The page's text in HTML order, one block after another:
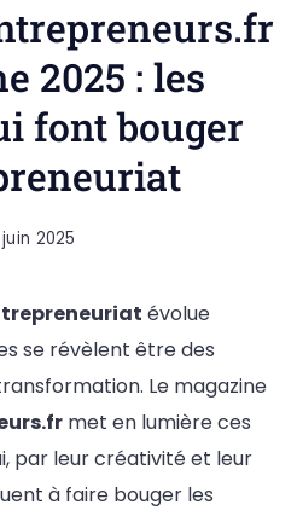
2025 : les
font bouger
2025
évolue
se révèlent être des
Le magazine
met en lumière ces
par leur créativité et leur
à faire bouger les